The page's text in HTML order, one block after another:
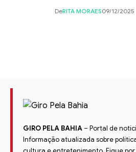
DeRITA MORAES09/12/2025
GIRO PELA BAHIA– Portal de
Informação atualizada sobre